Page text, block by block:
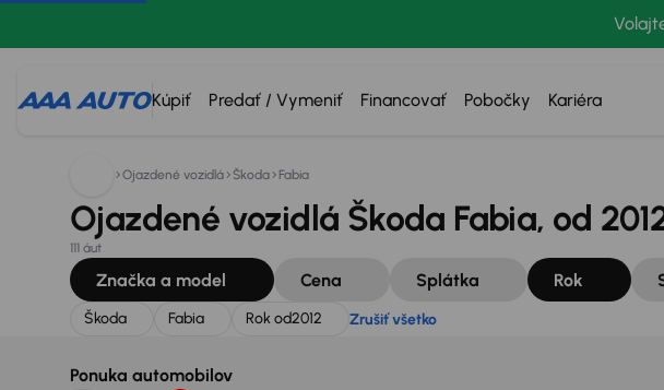
Kúpiť Predať / Vymeniť Financovať Pobočky Kariéra
Hľadáte: Zrušiť všetko
Ojazdené vozidlá Škoda Fabia
Ojazdené vozidlá Škoda Fabia, od
111 áut
Značka a model Cena Splátka Rok
Škoda Fabia Rok od2012 Zrušiť všetko
Ponuka automobilov